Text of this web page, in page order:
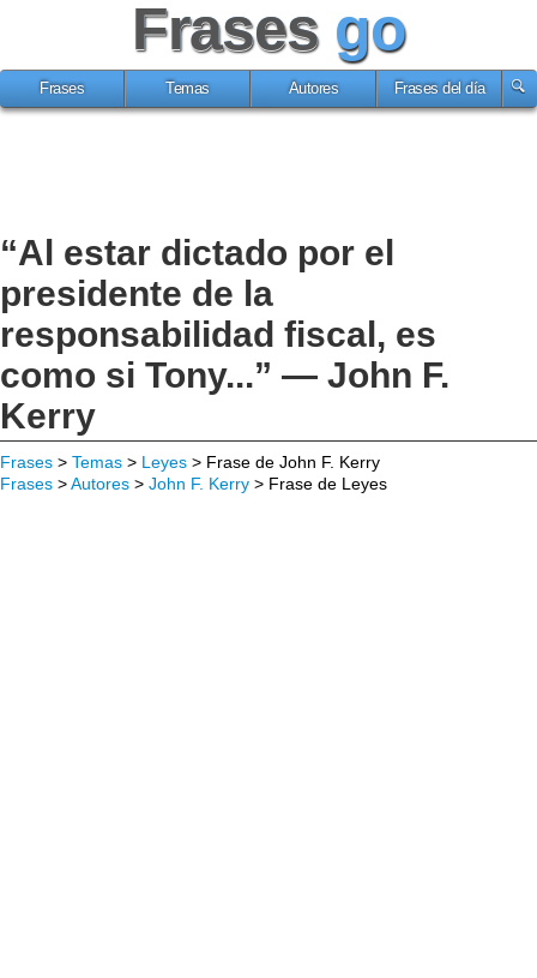
Frases go
Frases Temas Autores Frases del día
“Al estar dictado por el
presidente de la
responsabilidad fiscal, es
como si Tony...” — John F.
Kerry
Frases > Temas > Leyes > Frase de John F. Kerry
Frases >Autores > John F. Kerry > Frase de Leyes